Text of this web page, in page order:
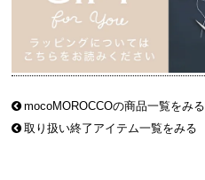
mocoMOROCCOの商品一覧をみる
取り扱い終了アイテム一覧をみる